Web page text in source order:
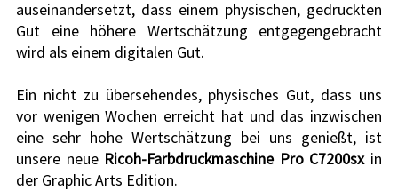
auseinandersetzt, dass einem physischen, gedruckten
Gut eine höhere Wertschätzung entgegengebracht
wird als einem digitalen Gut.
Ein nicht zu übersehendes, physisches Gut, dass uns
vor wenigen Wochen erreicht hat und das inzwischen
eine sehr hohe Wertschätzung bei uns genießt, ist
unsere neue Ricoh-Farbdruckmaschine Pro C7200sx in
der Graphic Arts Edition.